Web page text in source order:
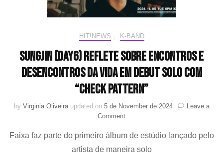
HIT!NEWS K-BAND
SUNGJIN (DAY6) reflete sobre encontros e
desencontros da vida em debut solo com
“Check Pattern”
by Virginia Oliveira updated on 5 de November de 2024
Leave a
Commenton
(DAY6)
reflete
Faixa faz parte do primeiro álbum de estúdio lançado pelo
artista de maneira solo